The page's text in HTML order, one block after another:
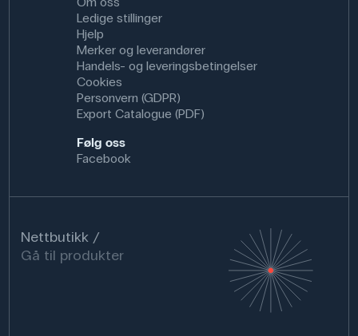
Ledige stillinger
Hjelp
Merker og leverandører
Handels- og leveringsbetingelser
Cookies
Personvern (GDPR)
Export Catalogue (PDF)
Følg oss
Facebook
Nettbutikk
Gå til produkter